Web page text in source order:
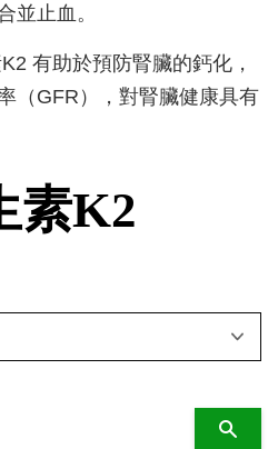
並止血。
有助於預防腎臟的鈣化，
（GFR），對腎臟健康具有
素K2